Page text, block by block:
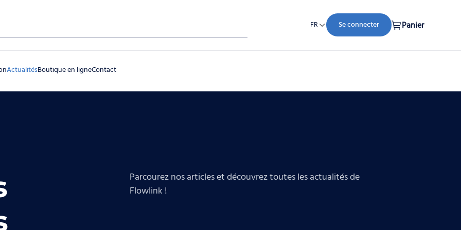
FR Se connecter Panier
ActualitésBoutique en ligneContact
Parcourez nos articles et découvrez toutes les actualités de
Flowlink !